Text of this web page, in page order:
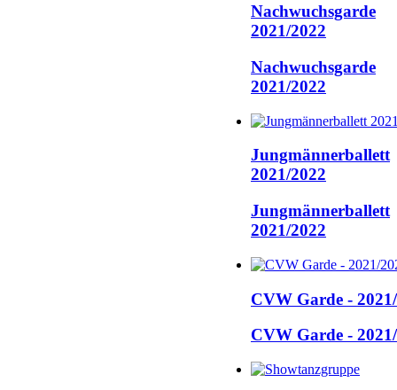
Nachwuchsgarde
2021/2022
Nachwuchsgarde
2021/2022
Jungmännerballett
2021/2022
Jungmännerballett
2021/2022
CVW Garde -
CVW Garde -